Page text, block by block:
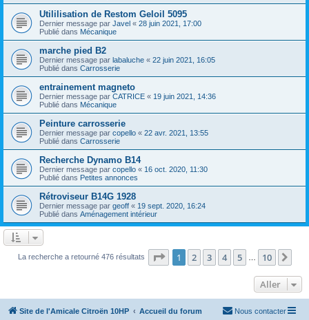
Utililisation de Restom Geloil 5095
Dernier message par Javel « 28 juin 2021, 17:00
Publié dans Mécanique
marche pied B2
Dernier message par labaluche « 22 juin 2021, 16:05
Publié dans Carrosserie
entrainement magneto
Dernier message par CATRICE « 19 juin 2021, 14:36
Publié dans Mécanique
Peinture carrosserie
Dernier message par copello « 22 avr. 2021, 13:55
Publié dans Carrosserie
Recherche Dynamo B14
Dernier message par copello « 16 oct. 2020, 11:30
Publié dans Petites annonces
Rétroviseur B14G 1928
Dernier message par geoff « 19 sept. 2020, 16:24
Publié dans Aménagement intérieur
La recherche a retourné 476 résultats Page 1sur10
1 2 3 4 5 10
Aller
Site de l'Amicale Citroën 10HP Accueil du forum Nous contacter